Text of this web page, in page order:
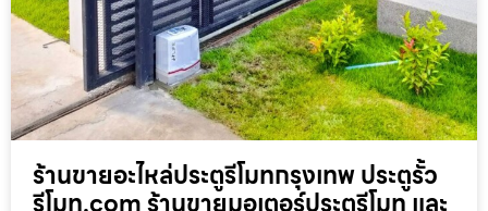
ร้านขายอะไหล่ประตูรีโมทกรุงเทพ ประตูรั้ว